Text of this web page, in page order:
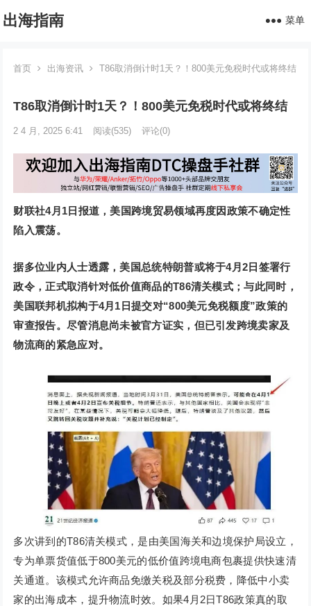
出海指南 菜单
首页 出海资讯 T86取消倒计时1天？！800美元免税时代或将终结
T86取消倒计时1天？！800美元免税时代或将终结
2 4 月, 2025 6:41 阅读(535) 评论(0)
财联社4月1日报道，美国跨境贸易领域再度因政策不确定性
陷入震荡。
据多位业内人士透露，美国总统特朗普或将于4月2日签署行
政令，正式取消针对低价值商品的T86清关模式；与此同时，
美国联邦机拟构于4月1日提交对“800美元免税额度”政策的
审查报告。尽管消息尚未被官方证实，但已引发跨境卖家及
物流商的紧急应对。
多次讲到的T86清关模式，是由美国海关和边境保护局设立，
专为单票货值低于800美元的低价值跨境电商包裹提供快速清
关通道。该模式允许商品免缴关税及部分税费，降低中小卖
家的出海成本，提升物流时效。如果4月2日T86政策真的取